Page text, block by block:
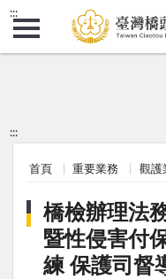
:::
:::
首頁 重要業務 觀護
橋檢辦理法
暨性侵害付
練 保護司督